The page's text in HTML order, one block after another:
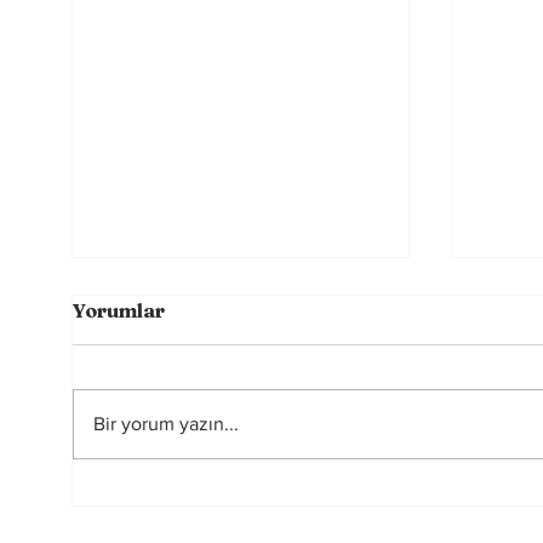
Yorumlar
Bir yorum yazın...